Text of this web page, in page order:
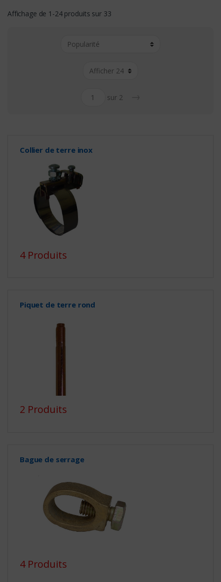
Affichage de 1-24 produits sur 33
sur 2
Collier de terre inox
4 Produits
Piquet de terre rond
2 Produits
Bague de serrage
4 Produits